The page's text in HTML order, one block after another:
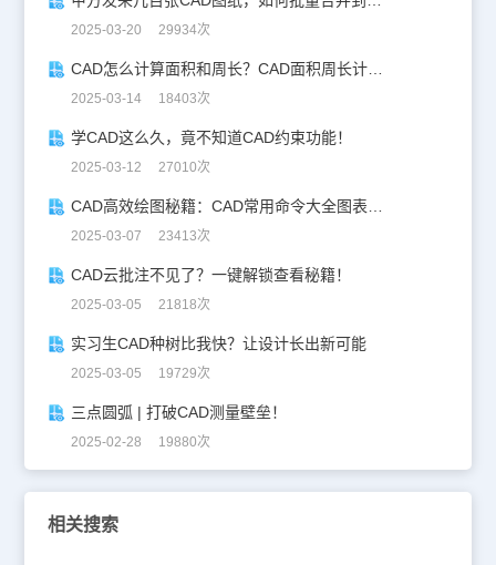
2025-03-20 29934次
CAD怎么计算面积和周长？CAD面积周长计算全攻略
2025-03-14 18403次
学CAD这么久，竟不知道CAD约束功能！
2025-03-12 27010次
2025-03-07 23413次
CAD云批注不见了？一键解锁查看秘籍！
2025-03-05 21818次
实习生CAD种树比我快？让设计长出新可能
2025-03-05 19729次
三点圆弧 | 打破CAD测量壁垒！
2025-02-28 19880次
相关搜索